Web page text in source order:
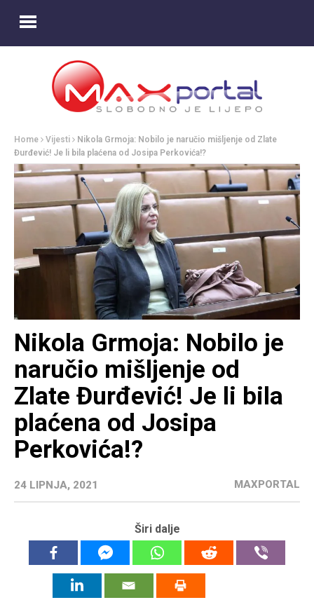
Home Vijesti
Nikola Grmoja: Nobilo je naručio mišljenje od Zlate
Đurđević! Je li bila plaćena od Josipa Perkovića!?
Nikola Grmoja: Nobilo je
naručio mišljenje od
Zlate Đurđević! Je li bila
plaćena od Josipa
Perkovića!?
24 LIPNJA, 2021 MAXPORTAL
Širi dalje